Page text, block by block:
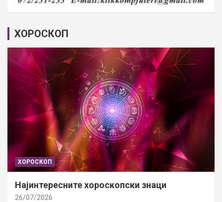
ХОРОСКОП
ХОРОСКОП
Најинтересните хороскопски знаци
26/07/2026